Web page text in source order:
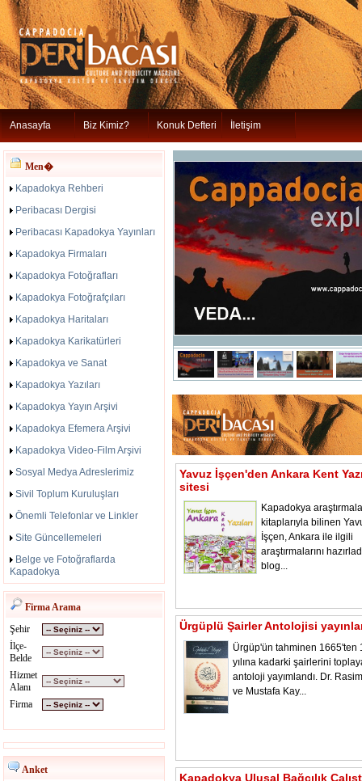
Anasayfa Biz Kimiz? Konuk Defteri İletişim
Men�
Kapadokya Rehberi
Peribacası Dergisi
Peribacası Kapadokya Yayınları
Kapadokya Firmaları
Kapadokya Fotoğrafları
Kapadokya Fotoğrafçıları
Kapadokya Haritaları
Kapadokya Karikatürleri
Kapadokya ve Sanat
Kapadokya Yazıları
Kapadokya Yayın Arşivi
Kapadokya Efemera Arşivi
Kapadokya Video-Film Arşivi
Sosyal Medya Adreslerimiz
Sivil Toplum Kuruluşları
Önemli Telefonlar ve Linkler
Site Güncellemeleri
Belge ve Fotoğraflarda
Kapadokya
Firma Arama
Şehir
İlçe-
Belde
Hizmet
Alanı
Firma
Anket
Yavuz İşçen'den Ankara Kent
sitesi
Kapadokya
kitaplarıyla bilinen
İşçen, Ankara ile ilgili
araştırmalarını
blog...
Ürgüplü Şairler Antolojisi
Ürgüp'ün tahminen 1665'ten
yılına kadarki şairlerini
antoloji yayımlandı. Dr.
ve Mustafa Kay...
Kapadokya Ulusal Bağcılık